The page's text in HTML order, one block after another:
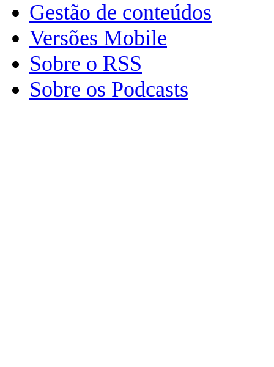
Gestão de conteúdos
Versões Mobile
Sobre o RSS
Sobre os Podcasts